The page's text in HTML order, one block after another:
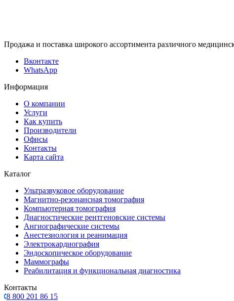
Продажа и поставка широкого ассортимента различного
Вконтакте
WhatsApp
Информация
О компании
Услуги
Как купить
Производители
Офисы
Контакты
Карта сайта
Каталог
Ультразвуковое оборудование
Магнитно-резонансная томография
Компьютерная томография
Диагностические рентгеновские системы
Ангиографические системы
Анестезиология и реанимация
Электрокардиография
Эндоскопическое оборудование
Маммографы
Реабилитация и функциональная диагностика
Контакты
8 800 201 86 15